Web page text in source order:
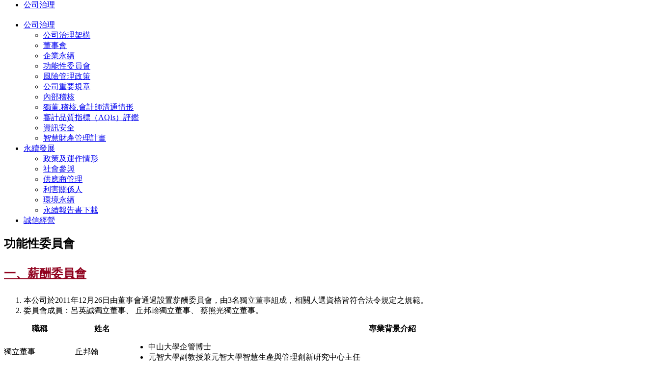
公司治理
公司治理
公司治理架構
董事會
企業永續
功能性委員會
風險管理政策
公司重要規章
內部稽核
獨董.稽核.會計師溝通情形
審計品質指標（AQIs）評鑑
資訊安全
智慧財產管理計畫
永續發展
政策及運作情形
社會參與
供應商管理
利害關係人
環境永續
永續報告書下載
誠信經營
功能性委員會
一、薪酬委員會
本公司於2011年12月26日由董事會通過設置薪酬委員會，由3名獨立董事組成，相關人選資格皆符合法令規定之規範。
委員會成員：呂英誠獨立董事、 丘邦翰獨立董事、 蔡熊光獨立董事。
職稱 姓名 專業背景介紹
獨立董事 丘邦翰
中山大學企管博士
元智大學副教授兼元智大學智慧生產與管理創新研究中心主任